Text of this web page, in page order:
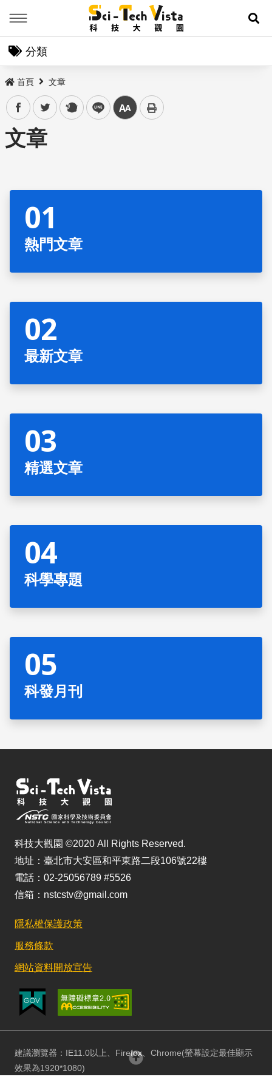
展
分類
首頁 文章
facebooktwitter plurk line 中
文章
熱門文章
最新文章
精選文章
科學專題
科發月刊
科技大觀園 ©2020 All Rights Reserved.
地址：臺北市大安區和平東路二段106號22樓
電話：02-25056789 #5526
信箱：nstcstv@gmail.com
隱私權保護政策
服務條款
網站資料開放宣告
建議瀏覽器：IE11.0以上、Firefox、Chrome(螢幕設定最佳顯示
效果為1920*1080)
回頂部